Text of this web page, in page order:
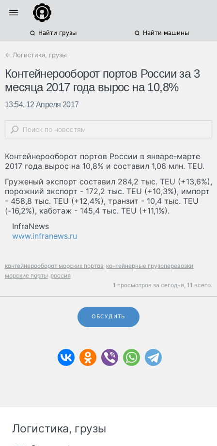
Найти грузы Найти машины
← Логистика, грузы
Контейнерооборот портов России за 3
месяца 2017 года вырос на 10,8%
13:54, 12 Апреля 2017
Контейнерооборот портов России в январе-марте
2017 года вырос на 10,8% и составил 1,06 млн. TEU.
Груженый экспорт составил 284,2 тыс. TEU (+13,6%),
порожний экспорт - 172,2 тыс. TEU (+10,3%), импорт
- 458,8 тыс. TEU (+12,4%), транзит - 10,4 тыс. TEU
(-16,2%), каботаж - 145,4 тыс. TEU (+11,1%).
InfraNews
www.infranews.ru
контейнерооборот морских портов контейнерные грузоперевозки
морские порты россия
1 просмотров за сегодня, 11 всего.
ОБСУДИТЬ
Логистика, грузы